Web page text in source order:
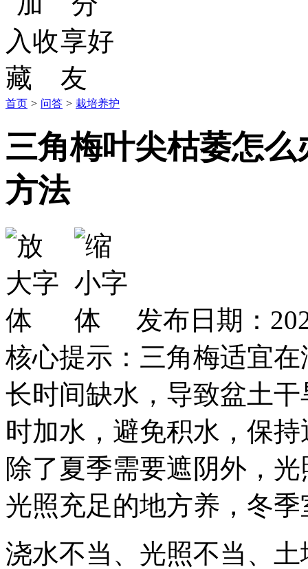
首页 > 问答 > 栽培养护
三角梅叶尖枯萎怎
方法
发布日期：
核心提示：三角梅适宜
长时间缺水，导致盆土
时加水，避免积水，保
除了夏季需要遮阴外，
光照充足的地方养，冬
浇水不当、光照不当、